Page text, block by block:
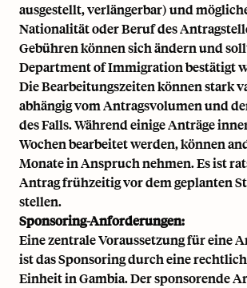
ausgestellt, verlängerbar) und
Nationalität oder Beruf des
Gebühren können sich ändern und
Department of Immigration bestätigt
Die Bearbeitungszeiten können stark
abhängig vom Antragsvolumen und
des Falls. Während einige Anträge
Wochen bearbeitet werden, können
Monate in Anspruch nehmen. Es ist
Antrag frühzeitig vor dem geplanten
stellen.
Sponsoring-Anforderungen:
Eine zentrale Voraussetzung für eine
ist das Sponsoring durch eine
Einheit in Gambia. Der sponsorende